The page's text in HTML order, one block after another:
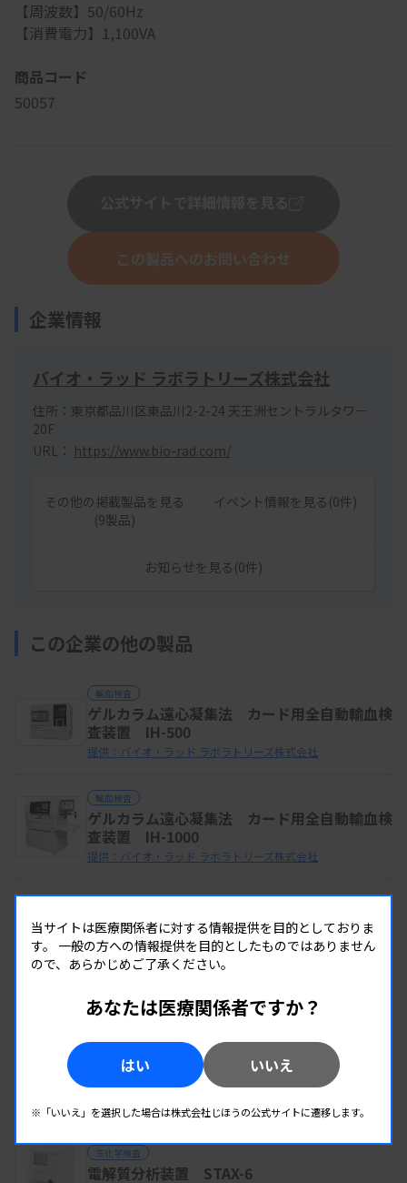
【周波数】50/60Hz
【消費電力】1,100VA
商品コード
50057
この製品へのお問い合わせ
企業情報
バイオ・ラッド ラボラトリーズ株式会社
住所：東京都品川区東品川2-2-24 天王洲セントラルタワー
20F
URL： https://www.bio-rad.com/
その他の掲載製品を見る
(9製品)
イベント情報を見る(0件)
お知らせを見る(0件)
この企業の他の製品
輸血検査
ゲルカラム遠心凝集法 カード用全自動輸血検
査装置 IH-500
提供：バイオ・ラッド ラボラトリーズ株式会社
輸血検査
ゲルカラム遠心凝集法 カード用全自動輸血検
査装置 IH-1000
提供：バイオ・ラッド ラボラトリーズ株式会社
全自動マイクロプレートEIA分析装置 Evolis
システム
提供：バイオ・ラッド ラボラトリーズ株式会社
同じカテゴリーの製品
生化学検査
電解質分析装置 STAX-6
当サイトは医療関係者に対する情報提供を目的としておりま
す。 一般の方への情報提供を目的としたものではありません
ので、あらかじめご了承ください。
あなたは医療関係者ですか？
はい いいえ
※「いいえ」を選択した場合は株式会社じほうの公式サイトに遷移します。